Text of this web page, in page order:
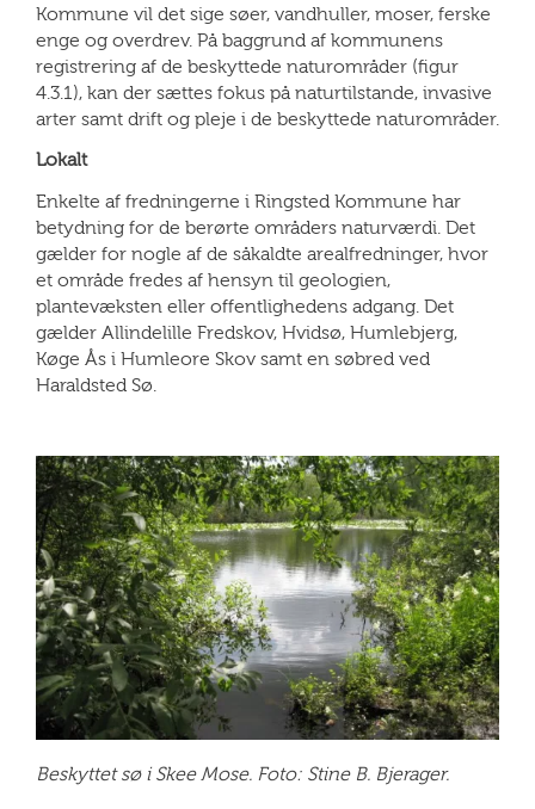
Kommune vil det sige søer, vandhuller, moser, ferske
enge og overdrev. På baggrund af kommunens
registrering af de beskyttede naturområder (figur
4.3.1), kan der sættes fokus på naturtilstande, invasive
arter samt drift og pleje i de beskyttede naturområder.
Lokalt
Enkelte af fredningerne i Ringsted Kommune har
betydning for de berørte områders naturværdi. Det
gælder for nogle af de såkaldte arealfredninger, hvor
et område fredes af hensyn til geologien,
plantevæksten eller offentlighedens adgang. Det
gælder Allindelille Fredskov, Hvidsø, Humlebjerg,
Køge Ås i Humleore Skov samt en søbred ved
Haraldsted Sø.
Beskyttet sø i Skee Mose. Foto: Stine B. Bjerager.